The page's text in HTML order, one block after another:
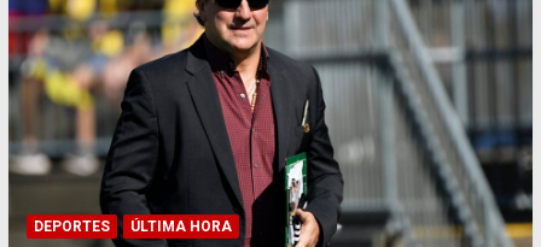
DEPORTES ÚLTIMA HORA